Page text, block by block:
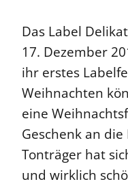
Das Label
17. Dezember
ihr erstes
Weihnachten
eine
Geschenk an
Tonträger hat
und wirklich